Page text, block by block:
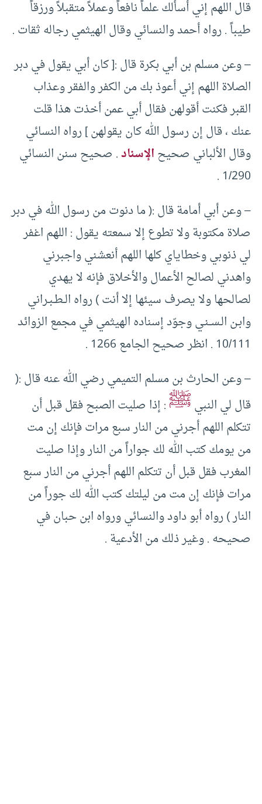
قال اللهم إني أسألك علماً نافعاً وعملاً متقبلاً ورزقاً
طيباً . رواه أحمد والنسائي وقال الهيثمي رجاله ثقات .
– وعن مسلم بن أبي بكرة قال :[ كان أبي يقول في دبر
الصلاة اللهم إني أعوذ بك من الكفر والفقر وعذاب
القبر فكنت أقولهن فقال أبي عمن أخذت هذا قلت
عنك ، قال إن رسول الله كان يقولهن ] رواه النسائي
وقال الألباني صحيحالإسناد. صحيح سنن النسائي
1/290 .
– وعن أبي أمامة قال :( ما دنوت من رسول الله في دبر
صلاة مكتوبة ولا تطوع إلا سمعته يقول : اللهم اغفر
لي ذنوبي وخطاياي كلها اللهم أنعشني واجبرني
واهدني لصالح الأعمال والأخلاق فإنه لا يهدي
لصالحها ولا يصرف سيئها إلا أنت ) رواه الــطـبـراني
وابـن الـســنـي وجوّد إسناده الهيثمي في مجمع الزوائد
10/111 . انظر صحيح الجامع 1266 .
– وعن الحارث بن مسلم التميمي رضي الله عنه قال :(
قال لي النبيﷺ: إذا صليت الصبح فقل قبل أن
تتكلم اللهم أجرني من النار سبع مرات فإنك إن مت
من يومك كتب الله لك جواراً من النار وإذا صليت
المغرب فقل قبل أن تتكلم اللهم أجرني من النار سبع
مرات فإنك إن مت من ليلتك كتب الله لك جوراً من
النار ) رواه أبو داود والنسائي ورواه ابن حبان في
صحيحه . وغير ذلك من الأدعية .